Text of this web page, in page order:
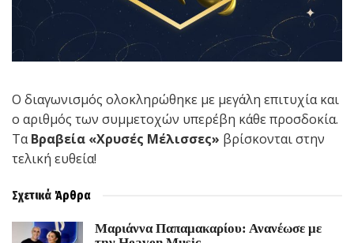
Ο διαγωνισμός ολοκληρώθηκε με μεγάλη επιτυχία και
ο αριθμός των συμμετοχών υπερέβη κάθε προσδοκία.
ΤαΒραβεία «Χρυσές Μέλισσες» βρίσκονται στην
τελική ευθεία!
Σχετικά Άρθρα
Μαριάννα Παπαμακαρίου: Ανανέωσε με